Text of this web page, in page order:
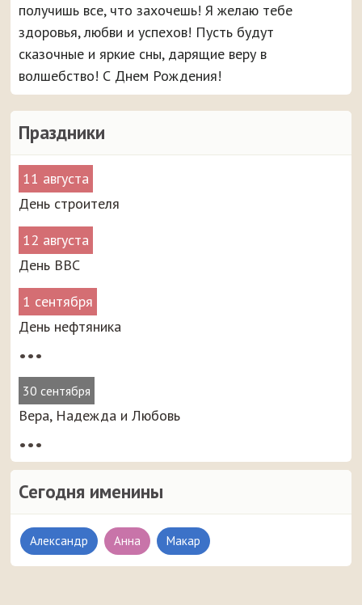
Праздники
11 августа
День строителя
12 августа
День ВВС
1 сентября
День нефтяника
•••
30 сентября
Вера, Надежда и Любовь
•••
Сегодня именины
Александр Анна Макар
получишь все, что захочешь! Я желаю тебе
здоровья, любви и успехов! Пусть будут
сказочные и яркие сны, дарящие веру в
волшебство! С Днем Рождения!